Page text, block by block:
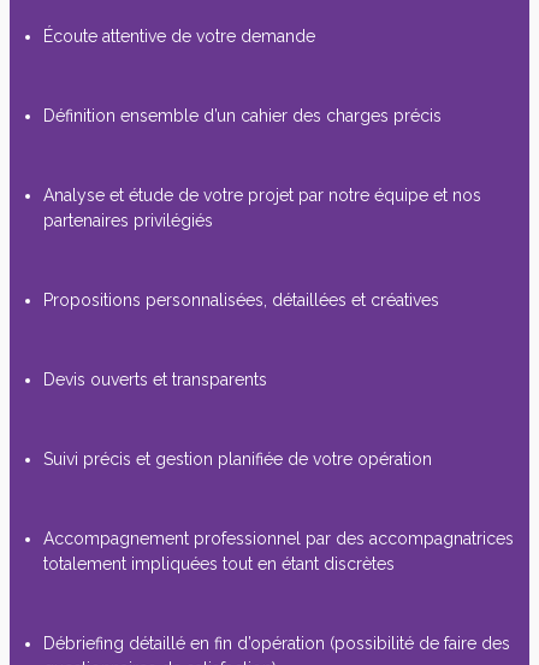
Écoute attentive de votre demande
Définition ensemble d’un cahier des charges précis
Analyse et étude de votre projet par notre équipe et nos
partenaires privilégiés
Propositions personnalisées, détaillées et créatives
Devis ouverts et transparents
Suivi précis et gestion planifiée de votre opération
Accompagnement professionnel par des accompagnatrices
totalement impliquées tout en étant discrètes
Débriefing détaillé en fin d’opération (possibilité de faire des